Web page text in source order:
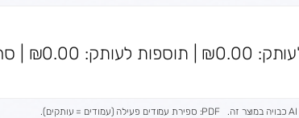
סה״כ עותקים: 0 |
PDF: ספירת עמודים פעילה (עמודים = עותקים).